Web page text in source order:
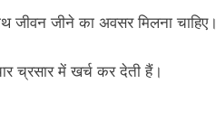
जीवन जीने का अवसर मिलना चाहिए।
च्रसार में खर्च कर देती हैं।